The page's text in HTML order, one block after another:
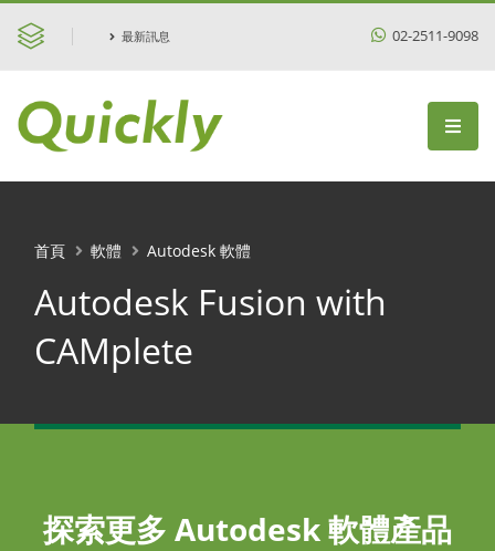
最新訊息 02-2511-9098
Autodesk Fusion with
CAMplete
首頁 軟體 Autodesk 軟體
探索更多 Autodesk 軟體產品